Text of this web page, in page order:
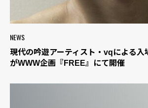
NEWS
現代の吟遊アーティスト・vqによる入
がWWW企画『FREE』にて開催